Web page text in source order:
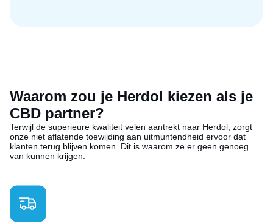
Waarom zou je Herdol kiezen als je
CBD partner?
Terwijl de superieure kwaliteit velen aantrekt naar Herdol, zorgt
onze niet aflatende toewijding aan uitmuntendheid ervoor dat
klanten terug blijven komen. Dit is waarom ze er geen genoeg
van kunnen krijgen: